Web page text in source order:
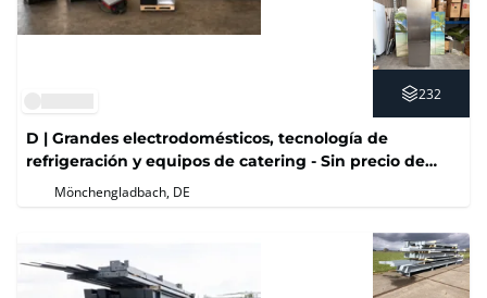
232
D | Grandes electrodomésticos, tecnología de
refrigeración y equipos de catering - Sin precio de
reservaMönchengladbach, DE